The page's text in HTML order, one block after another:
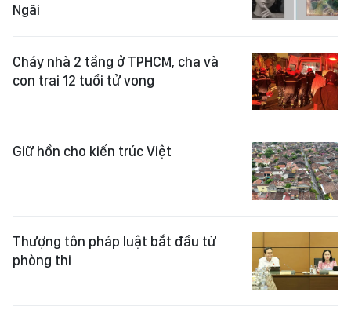
Ngãi
Cháy nhà 2 tầng ở TPHCM, cha và
con trai 12 tuổi tử vong
Giữ hồn cho kiến trúc Việt
Thượng tôn pháp luật bắt đầu từ
phòng thi